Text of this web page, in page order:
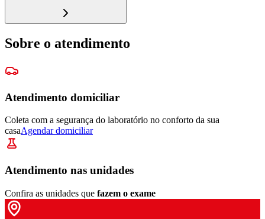
Sobre o atendimento
Atendimento domiciliar
Coleta com a segurança do laboratório no conforto da sua
casaAgendar domiciliar
Atendimento nas unidades
Confira as unidades que fazem o exame